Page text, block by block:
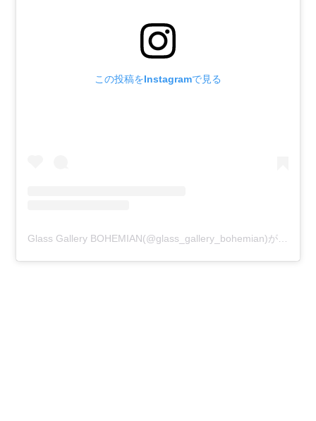
この投稿をInstagramで見る
Glass Gallery BOHEMIAN(@glass_gallery_bohemian)がシェアした投稿